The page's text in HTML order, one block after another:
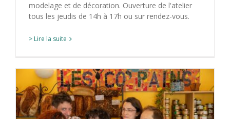
modelage et de décoration. Ouverture de l'atelier
tous les jeudis de 14h à 17h ou sur rendez-vous.
> Lire la suite